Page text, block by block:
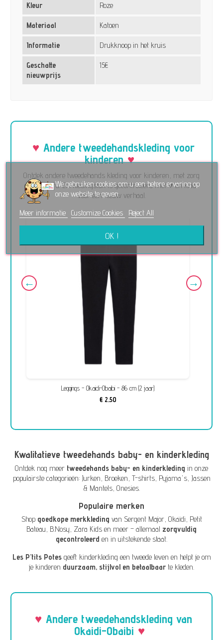
Kleur Roze
Materiaal Katoen
Informatie Drukknoop in het kruis
Geschatte
nieuwprijs
15€
Andere tweedehandskleding voor
kinderen
Ontdek andere tweedehands kleding voor kinderen, met zorg
geselecteerd. Elk kledingstuk is gecontroleerd met ♥ en klaar
voor een nieuw verhaal.
Leggings - Okaidi-Obaibi - 86 cm (2 jaar)
€ 2,50
Kwalitatieve tweedehands baby- en kinderkleding
Ontdek nog meer tweedehands baby- en kinderkleding in onze
populairste categorieën: Jurken, Broeken, T-shirts, Pyjama's, Jassen
& Mantels, Onesies.
Populaire merken
Shop goedkope merkkleding van Sergent Major, Okaïdi, Petit
Bateau, B.Nosy, Zara Kids en meer – allemaal zorgvuldig
gecontroleerd en in uitstekende staat.
Les P’tits Potesgeeft kinderkleding een tweede leven en helpt je om
je kinderen duurzaam, stijlvol en betaalbaar te kleden.
Andere tweedehandskleding van
Okaidi-Obaibi
We gebruiken cookies om u een betere ervaring op
onze website te geven.
Meer informatie Customize Cookies Reject All
OK !